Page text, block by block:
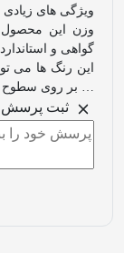
ویژگی های
وزن این
گواهی و
این رنگ ها می
… بر روی سطوح
ثبت پرسش